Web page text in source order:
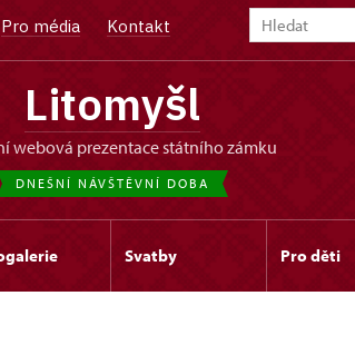
Pro média Kontakt
Litomyšl
webová prezentace státního zámku
DNEŠNÍ NÁVŠTĚVNÍ DOBA
Svatby Pro děti